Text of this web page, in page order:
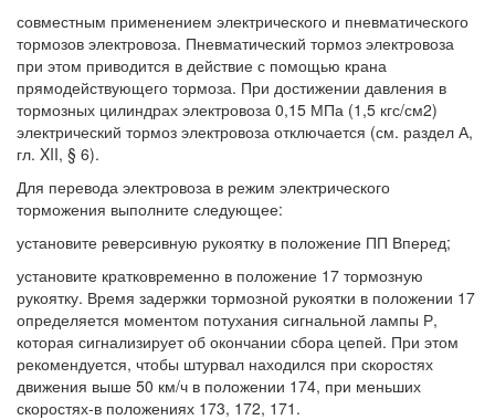
совместным применением электрического и пневматического
тормозов электровоза. Пневматический тормоз электровоза
при этом приводится в действие с помощью крана
прямодействующего тормоза. При достижении давления в
тормозных цилиндрах электровоза 0,15 МПа (1,5 кгс/см2)
электрический тормоз электровоза отключается (см. раздел А,
гл. XII, § 6).
Для перевода электровоза в режим электрического
торможения выполните следующее:
установите реверсивную рукоятку в положение ПП Вперед;
установите кратковременно в положение 17 тормозную
рукоятку. Время задержки тормозной рукоятки в положении 17
определяется моментом потухания сигнальной лампы Р,
которая сигнализирует об окончании сбора цепей. При этом
рекомендуется, чтобы штурвал находился при скоростях
движения выше 50 км/ч в положении 174, при меньших
скоростях-в положениях 173, 172, 171.